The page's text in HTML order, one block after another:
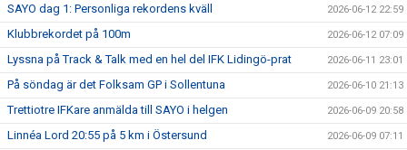
SAYO dag 1: Personliga rekordens kväll 2026-06-12 22:59
Klubbrekordet på 100m 2026-06-12 07:09
Lyssna på Track & Talk med en hel del IFK Lidingö-prat 2026-06-11 23:01
På söndag är det Folksam GP i Sollentuna 2026-06-10 21:13
Trettiotre IFKare anmälda till SAYO i helgen 2026-06-09 20:58
Linnéa Lord 20:55 på 5 km i Östersund 2026-06-09 07:11